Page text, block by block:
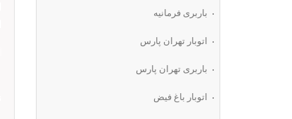
باربری فرمانیه
اتوبار تهران پارس
باربری تهران پارس
اتوبار باغ فیض